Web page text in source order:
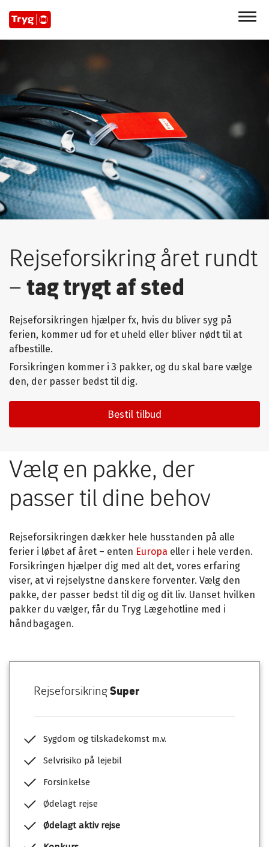
Rejseforsikring året rundt
–tag trygt af sted
Rejseforsikringen hjælper fx, hvis du bliver syg på
ferien, kommer ud for et uheld eller bliver nødt til at
afbestille.
Forsikringen kommer i 3 pakker, og du skal bare vælge
den, der passer bedst til dig.
Bestil tilbud
Vælg en pakke, der
passer til dine behov
Rejseforsikringen dækker hele husstanden på alle
ferier i løbet af året – enten Europa eller i hele verden.
Forsikringen hjælper dig med alt det, vores erfaring
viser, at vi rejselystne danskere forventer. Vælg den
pakke, der passer bedst til dig og dit liv. Uanset hvilken
pakker du vælger, får du Tryg Lægehotline med i
håndbagagen.
RejseforsikringSuper
Sygdom og tilskadekomst m.v.
Selvrisiko på lejebil
Forsinkelse
Ødelagt rejse
Ødelagt aktiv rejse